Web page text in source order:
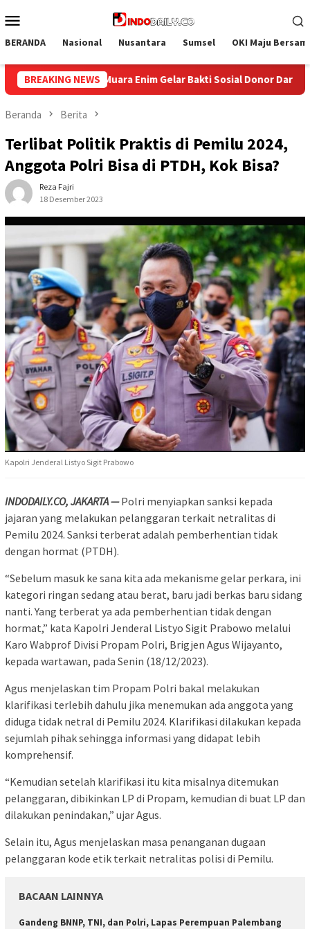
ke
Mobile
BERANDA Nasional Nusantara Sumsel OKI Maju
BREAKING NEWS
Bakti Sosial Donor Darah dalam Rangka Memperingati
Beranda Berita
Terlibat Politik Praktis di Pemilu 2024,
Anggota Polri Bisa di PTDH, Kok Bisa?
Reza Fajri
18 Desember 2023
Kapolri Jenderal Listyo Sigit Prabowo
INDODAILY.CO, JAKARTA — Polri menyiapkan sanksi kepada
jajaran yang melakukan pelanggaran terkait netralitas di
Pemilu 2024. Sanksi terberat adalah pemberhentian tidak
dengan hormat (PTDH).
“Sebelum masuk ke sana kita ada mekanisme gelar perkara, ini
kategori ringan sedang atau berat, baru jadi berkas baru sidang
nanti. Yang terberat ya ada pemberhentian tidak dengan
hormat,” kata Kapolri Jenderal Listyo Sigit Prabowo melalui
Karo Wabprof Divisi Propam Polri, Brigjen Agus Wijayanto,
kepada wartawan, pada Senin (18/12/2023).
Agus menjelaskan tim Propam Polri bakal melakukan
klarifikasi terlebih dahulu jika menemukan ada anggota yang
diduga tidak netral di Pemilu 2024. Klarifikasi dilakukan kepada
sejumlah pihak sehingga informasi yang didapat lebih
komprehensif.
“Kemudian setelah klarifikasi itu kita misalnya ditemukan
pelanggaran, dibikinkan LP di Propam, kemudian di buat LP dan
dilakukan penindakan,” ujar Agus.
Selain itu, Agus menjelaskan masa penanganan dugaan
pelanggaran kode etik terkait netralitas polisi di Pemilu.
BACAAN LAINNYA
Gandeng BNNP, TNI, dan Polri, Lapas Perempuan Palembang